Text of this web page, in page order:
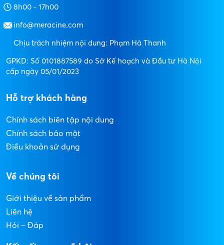
8h00 - 17h00
info@meracine.com
Chịu trách nhiệm nội dung: Phạm Hà Thanh
GPKD: Số 0101887589 do Sở Kế hoạch và Đầu tư Hà Nội
cấp ngày 05/01/2023
Hỗ trợ khách hàng
Chính sách biên tập nội dung
Chính sách bảo mật
Điều khoản sử dụng
Về chúng tôi
Giới thiệu về sản phẩm
Liên hệ
Hỏi – Đáp